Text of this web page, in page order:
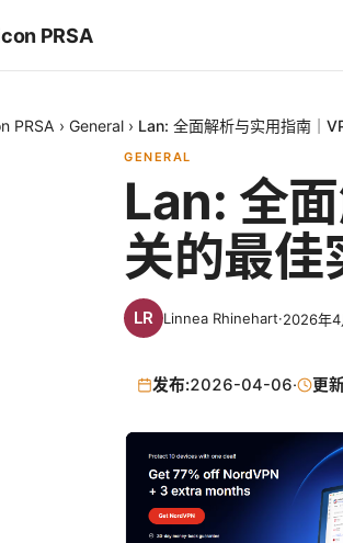
PRSA
PRSA › General › Lan: 全面解析与实用指南｜
GENERAL
Lan: 全
关的最佳
Linnea Rhinehart·2026年4
发布:2026-04-06· 更